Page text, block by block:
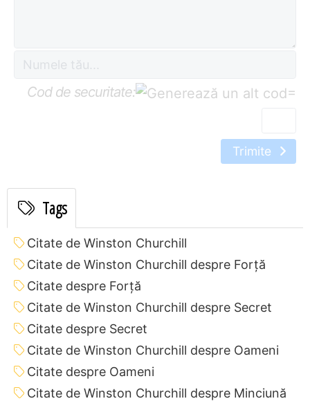
Cod de securitate: =
Trimite
Tags
Citate de Winston Churchill
Citate de Winston Churchill despre Forță
Citate despre Forță
Citate de Winston Churchill despre Secret
Citate despre Secret
Citate de Winston Churchill despre Oameni
Citate despre Oameni
Citate de Winston Churchill despre Minciună